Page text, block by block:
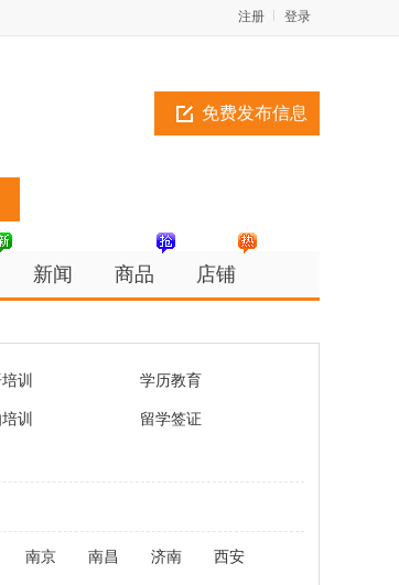
登录
注册
免费发布信息
新闻 商品 店铺
训 学历教育
训 留学签证
南京 南昌 济南 西安